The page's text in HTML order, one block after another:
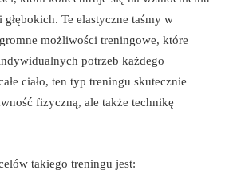
Te elastyczne taśmy w
możliwości treningowe, które
potrzeb każdego
ciało, ten typ treningu skutecznie
fizyczną, ale także technikę
takiego treningu jest: